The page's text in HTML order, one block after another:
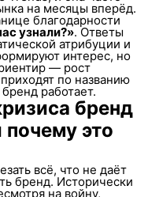
на месяцы вперёд.
благодарности
узнали?». Ответы
атрибуции и
интерес, но
— рост
по названию
работает.
бренд
это
всё, что не даёт
бренд. Исторически
на войну,